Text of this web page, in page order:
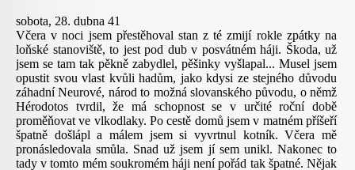
sobota, 28. dubna 41
Včera v noci jsem přestěhoval stan z té zmijí rokle zpátky na
loňské stanoviště, to jest pod dub v posvátném háji. Škoda, už
jsem se tam tak pěkně zabydlel, pěšinky vyšlapal... Musel jsem
opustit svou vlast kvůli hadům, jako kdysi ze stejného důvodu
záhadní Neurové, národ to možná slovanského původu, o němž
Hérodotos tvrdil, že má schopnost se v určité roční době
proměňovat ve vlkodlaky. Po cestě domů jsem v matném příšeří
špatně došlápl a málem jsem si vyvrtnul kotník. Včera mě
pronásledovala smůla. Snad už jsem jí sem unikl. Nakonec to
tady v tomto mém soukromém háji není pořád tak špatné. Nějak